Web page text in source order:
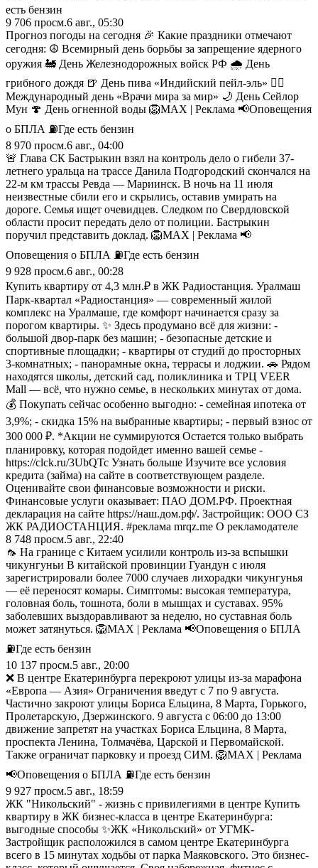
есть бензин
9 706 просм.6 авг., 05:30
Прогноз погоды на сегодня 🎉 Какие праздники отмечают
сегодня: ☮️ Всемирный день борьбы за запрещение ядерного
оружия 🚂 День Железнодорожных войск РФ 🌧 День
грибного дождя 🍺 День пива «Индийский пейл-эль» 👩‍⚕️
Международный день «Врачи мира за мир» 🌙 День Сейлор
Мун 🍄 День огненной воды 🦁MAX | Реклама 📢Оповещения
о БПЛА ⛽️Где есть бензин
8 970 просм.6 авг., 04:00
🚨 Глава СК Бастрыкин взял на контроль дело о гибели 37-
летнего уральца на трассе Данила Подгородский скончался на
22-м км трассы Ревда — Мариинск. В ночь на 11 июля
неизвестные сбили его и скрылись, оставив умирать на
дороге. Семья ищет очевидцев. Следком по Свердловской
области просит передать дело от полиции. Бастрыкин
поручил представить доклад. 🦁MAX | Реклама 📢
Оповещения о БПЛА ⛽️Где есть бензин
9 928 просм.6 авг., 00:28
Купить квартиру от 4,3 млн.₽ в ЖК Радиостанция. Уралмаш
Парк-квартал «Радиостанция» — современный жилой
комплекс на Уралмаше, где комфорт начинается сразу за
порогом квартиры. ✨ Здесь продумано всё для жизни: -
большой двор-парк без машин; - безопасные детские и
спортивные площадки; - квартиры от студий до просторных
3-комнатных; - панорамные окна, террасы и лоджии. 🚗 Рядом
находятся школы, детский сад, поликлиника и ТРЦ VEER
Mall — всё, что нужно семье, в нескольких минутах от дома.
💰 Покупать сейчас особенно выгодно: - семейная ипотека от
3,9%; - скидка 15% на выбранные квартиры; - первый взнос от
300 000 ₽. *Акции не суммируются Остается только выбрать
планировку, которая подойдет именно вашей семье -
https://clck.ru/3UbQTc Узнать больше Изучите все условия
кредита (займа) на сайте в соответствующем разделе.
Оценивайте свои финансовые возможности и риски.
Финансовые услуги оказывает: ПАО ДОМ.РФ. Проектная
декларация на сайте https://наш.дом.рф/. Застройщик: ООО СЗ
ЖК РАДИОСТАНЦИЯ. #реклама mrqz.me О рекламодателе
8 748 просм.5 авг., 22:40
🦟 На границе с Китаем усилили контроль из‑за вспышки
чикунгуньи В китайской провинции Гуандун с июля
зарегистрировали более 7000 случаев лихорадки чикунгунья
— её переносят комары. Симптомы: высокая температура,
головная боль, тошнота, боли в мышцах и суставах. 95%
заболевших выздоравливают за неделю, но суставная боль
может затянуться. 🦁MAX | Реклама 📢Оповещения о БПЛА
⛽️Где есть бензин
10 137 просм.5 авг., 20:00
❌ В центре Екатеринбурга перекроют улицы из‑за марафона
«Европа — Азия» Ограничения введут с 7 по 9 августа.
Частично закроют улицы Бориса Ельцина, 8 Марта, Горького,
Пролетарскую, Дзержинского. 9 августа с 06:00 до 13:00
движение запретят на участках Бориса Ельцина, 8 Марта,
проспекта Ленина, Толмачёва, Царской и Первомайской.
Также ограничат парковку и проезд СИМ. 🦁MAX | Реклама
📢Оповещения о БПЛА ⛽️Где есть бензин
9 927 просм.5 авг., 18:59
ЖК "Никольский" - жизнь с привилегиями в центре Купить
квартиру в ЖК бизнес-класса в центре Екатеринбурга:
выгодные способы ✨ЖК «Никольский» от УГМК-
Застройщик расположился в самом центре Екатеринбурга
всего в 15 минутах ходьбы от парка Маяковского. Это бизнес-